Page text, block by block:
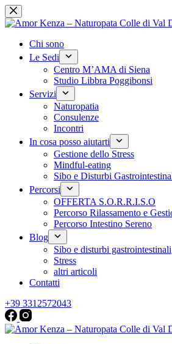
Skip
to
Chi sono
Le Sedi
Centro M’AMA di Siena
Studio Libbra Poggibonsi
Servizi
Naturopatia
Consulenze
Incontri
In cosa posso aiutarti
Gestione dello Stress
Mindful-eating
Sibo e Disturbi
Percorsi
OFFERTA S.O.R.R.I.S.O
Percorso Rilassamento e
Percorso Intestino Sereno
Blog
Sibo e disturbi gastrointestinali
Stress
altri articoli
Contatti
+39 3312572043